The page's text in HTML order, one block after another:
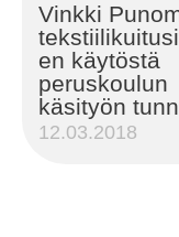
Vinkki
en käytöstä
peruskoulun
käsityön
12.03.2018